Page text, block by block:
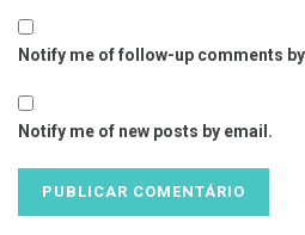
Notify me of follow-up comments
Notify me of new posts by email.